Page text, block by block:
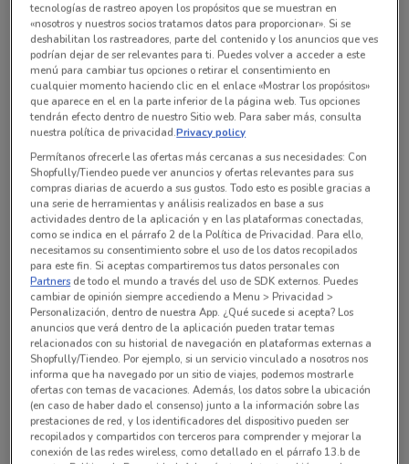
Todas las ofertas de esta tienda
En este momento no hay ofertas vigentes
Sucursales Farmacias Médicor alrededor
tecnologías de rastreo apoyen los propósitos que se muestran en
«nosotros y nuestros socios tratamos datos para proporcionar». Si se
deshabilitan los rastreadores, parte del contenido y los anuncios que ves
podrían dejar de ser relevantes para ti. Puedes volver a acceder a este
menú para cambiar tus opciones o retirar el consentimiento en
cualquier momento haciendo clic en el enlace «Mostrar los propósitos»
que aparece en el en la parte inferior de la página web. Tus opciones
tendrán efecto dentro de nuestro Sitio web. Para saber más, consulta
nuestra política de privacidad.Privacy policy
Permítanos ofrecerle las ofertas más cercanas a sus necesidades: Con
Shopfully/Tiendeo puede ver anuncios y ofertas relevantes para sus
compras diarias de acuerdo a sus gustos. Todo esto es posible gracias a
una serie de herramientas y análisis realizados en base a sus
actividades dentro de la aplicación y en las plataformas conectadas,
como se indica en el párrafo 2 de la Política de Privacidad. Para ello,
necesitamos su consentimiento sobre el uso de los datos recopilados
para este fin. Si aceptas compartiremos tus datos personales con
Partners de todo el mundo a través del uso de SDK externos. Puedes
cambiar de opinión siempre accediendo a Menu > Privacidad >
Personalización, dentro de nuestra App. ¿Qué sucede si acepta? Los
anuncios que verá dentro de la aplicación pueden tratar temas
relacionados con su historial de navegación en plataformas externas a
Shopfully/Tiendeo. Por ejemplo, si un servicio vinculado a nosotros nos
informa que ha navegado por un sitio de viajes, podemos mostrarle
ofertas con temas de vacaciones. Además, los datos sobre la ubicación
(en caso de haber dado el consenso) junto a la información sobre las
prestaciones de red, y los identificadores del dispositivo pueden ser
recopilados y compartidos con terceros para comprender y mejorar la
conexión de las redes wireless, como detallado en el párrafo 13.b de